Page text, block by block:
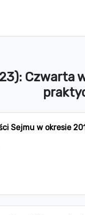
Czwarta
Sejmu w okresie